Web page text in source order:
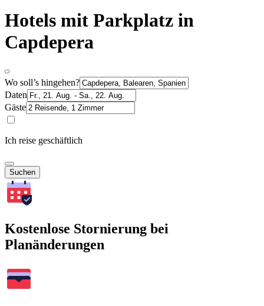
Hotels mit Parkplatz in
Capdepera
Wo soll’s hingehen?
Daten
Gäste
Ich reise geschäftlich
Suchen
Kostenlose Stornierung bei
Planänderungen